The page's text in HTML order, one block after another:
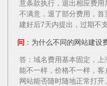
意条款执行，退出相应费
不满意，退了部分费用，
建好后7天内提出，过期不
问：为什么不同的网站建设
答：域名费用基本固定，
能不一样，价格不一样，
网站能否随时随地正常打